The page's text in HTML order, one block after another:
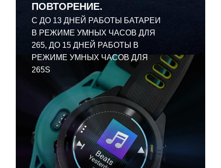
ПОВТОРЕНИЕ.
С ДО 13 ДНЕЙ РАБОТЫ БАТАРЕИ
В РЕЖИМЕ УМНЫХ ЧАСОВ ДЛЯ
265, ДО 15 ДНЕЙ РАБОТЫ В
РЕЖИМЕ УМНЫХ ЧАСОВ ДЛЯ
265S